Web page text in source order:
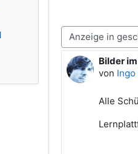
Anzeigemodus
Bilder
von Ingo
Anzahl
Alle